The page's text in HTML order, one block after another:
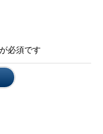
が必須です